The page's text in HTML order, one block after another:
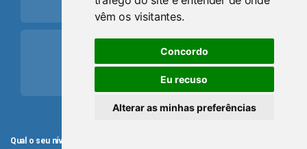
vêm os visitantes.
Concordo
Eu recuso
Alterar as minhas preferências
17h30min
mail
Email
camaraosorio@gmail.com
Qual o seu nível de satisfação com o atendimento da Câmara